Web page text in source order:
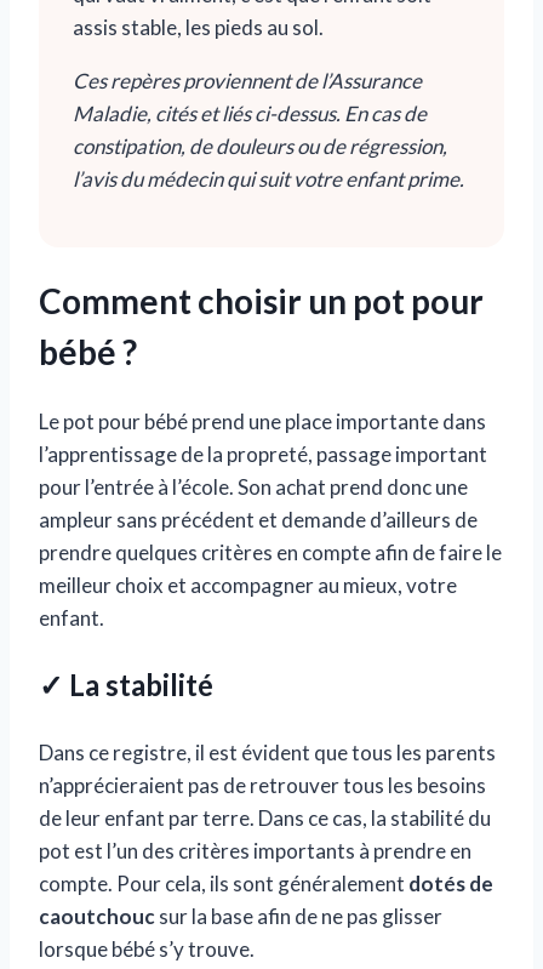
assis stable, les pieds au sol.
Ces repères proviennent de l’Assurance
Maladie, cités et liés ci-dessus. En cas de
constipation, de douleurs ou de régression,
l’avis du médecin qui suit votre enfant prime.
Comment choisir un pot pour
bébé ?
Le pot pour bébé prend une place importante dans
l’apprentissage de la propreté, passage important
pour l’entrée à l’école. Son achat prend donc une
ampleur sans précédent et demande d’ailleurs de
prendre quelques critères en compte afin de faire le
meilleur choix et accompagner au mieux, votre
enfant.
✓ La stabilité
Dans ce registre, il est évident que tous les parents
n’apprécieraient pas de retrouver tous les besoins
de leur enfant par terre. Dans ce cas, la stabilité du
pot est l’un des critères importants à prendre en
compte. Pour cela, ils sont généralement dotés de
caoutchoucsur la base afin de ne pas glisser
lorsque bébé s’y trouve.